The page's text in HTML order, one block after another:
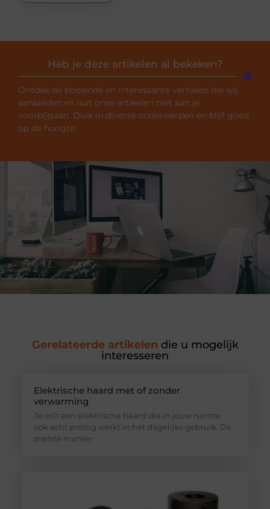
Heb je deze artikelen al bekeken?
Ontdek de boeiende en interessante verhalen die wij
aanbieden en laat onze artikelen niet aan je
voorbijgaan. Duik in diverse onderwerpen en blijf goed
op de hoogte.
Gerelateerde artikelen die u mogelijk
interesseren
Elektrische haard met of zonder
verwarming
Je wilt een elektrische haard die in jouw ruimte
ook echt prettig werkt in het dagelijks gebruik. De
snelste manier